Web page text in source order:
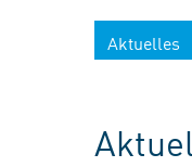
Aktuelles